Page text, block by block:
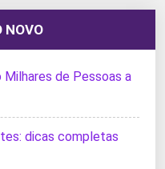
NOVO
Milhares de Pessoas a
dicas completas